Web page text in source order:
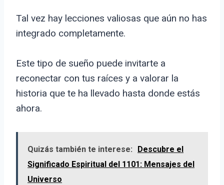
Tal vez hay lecciones valiosas que aún no has
integrado completamente.
Este tipo de sueño puede invitarte a
reconectar con tus raíces y a valorar la
historia que te ha llevado hasta donde estás
ahora.
Quizás también te interese:
Descubre el
Significado Espiritual del 1101: Mensajes del
Universo